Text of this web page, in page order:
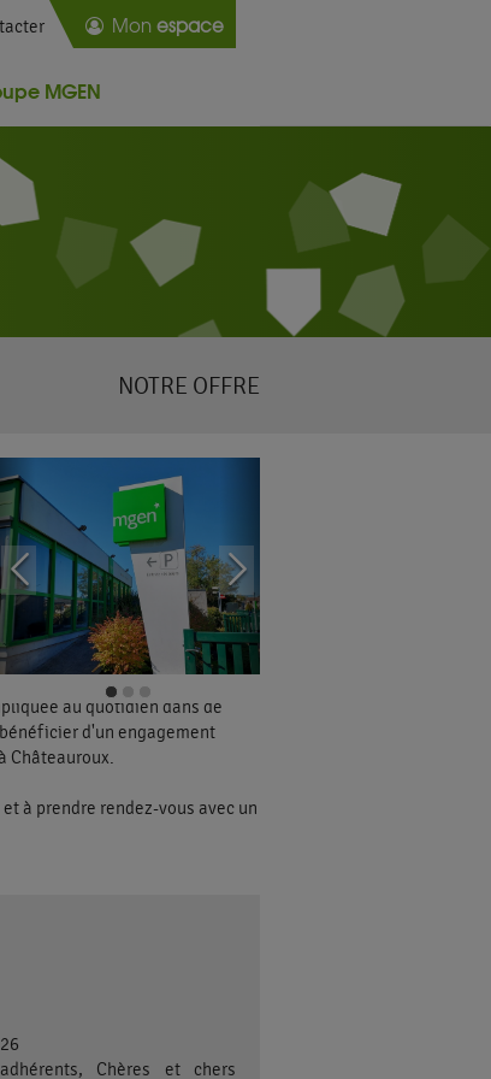
Monespace
MGEN
NOTRE OFFRE
au quotidien dans de
d'un engagement
Châteauroux.
à prendre rendez-vous avec un
Chères et chers